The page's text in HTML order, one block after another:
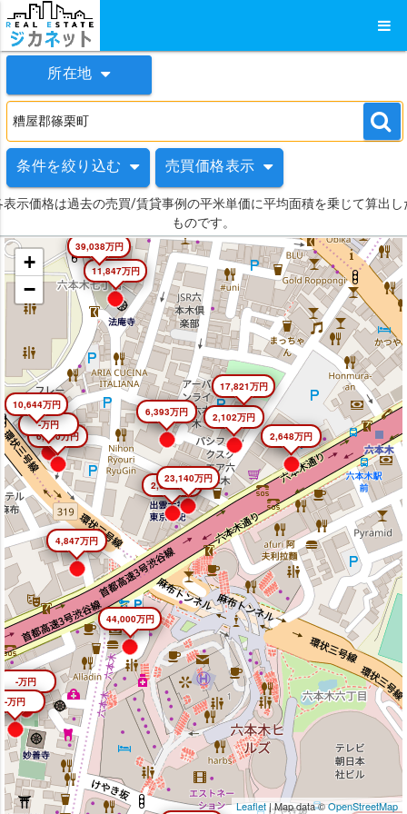
所在地
条件を絞り込む 売買価格表示
表示価格は過去の売買/賃貸事例の平米単価に平均面積を乗じて算出し
ものです。
44,000万円
2,645万円
23,140万円
4,847万円
2,102万円
2,648万円
6,393万円
-万円
17,821万円
-万円
6,640万円
-万円
10,644万円
11,847万円
39,038万円
+
−
Leaflet| Map data ©OpenStreetMap